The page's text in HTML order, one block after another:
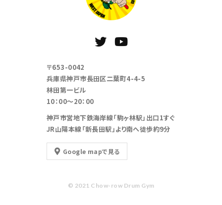
〒653-0042
兵庫県神戸市長田区二葉町4-4-5
林田第一ビル
10：00～20：00
神戸市営地下鉄海岸線「駒ヶ林駅」出口1すぐ
JR山陽本線「新長田駅」より南へ徒歩約9分
Google mapで見る
© 2021 Chow-row Drum Gym